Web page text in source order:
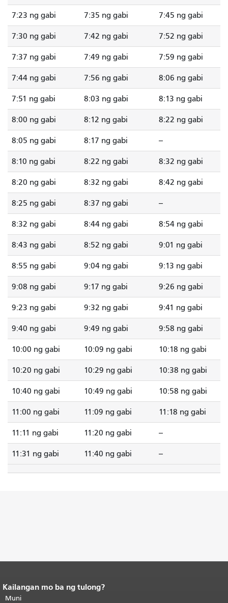
7:23 ng gabi 7:35 ng gabi 7:45 ng gabi
7:30 ng gabi 7:42 ng gabi 7:52 ng gabi
7:37 ng gabi 7:49 ng gabi 7:59 ng gabi
7:44 ng gabi 7:56 ng gabi 8:06 ng gabi
7:51 ng gabi 8:03 ng gabi 8:13 ng gabi
8:00 ng gabi 8:12 ng gabi 8:22 ng gabi
8:05 ng gabi 8:17 ng gabi --
8:10 ng gabi 8:22 ng gabi 8:32 ng gabi
8:20 ng gabi 8:32 ng gabi 8:42 ng gabi
8:25 ng gabi 8:37 ng gabi --
8:32 ng gabi 8:44 ng gabi 8:54 ng gabi
8:43 ng gabi 8:52 ng gabi 9:01 ng gabi
8:55 ng gabi 9:04 ng gabi 9:13 ng gabi
9:08 ng gabi 9:17 ng gabi 9:26 ng gabi
9:23 ng gabi 9:32 ng gabi 9:41 ng gabi
9:40 ng gabi 9:49 ng gabi 9:58 ng gabi
10:00 ng gabi 10:09 ng gabi 10:18 ng gabi
10:20 ng gabi 10:29 ng gabi 10:38 ng gabi
10:40 ng gabi 10:49 ng gabi 10:58 ng gabi
11:00 ng gabi 11:09 ng gabi 11:18 ng gabi
11:11 ng gabi 11:20 ng gabi --
11:31 ng gabi 11:40 ng gabi --
Katapusan ng nilalaman ng
pahina.
Kailangan mo ba ng tulong?
Muni